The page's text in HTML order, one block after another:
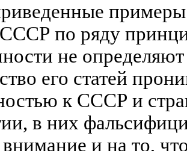
по ряду
не
его статей
к СССР и
в них
внимание и на то,